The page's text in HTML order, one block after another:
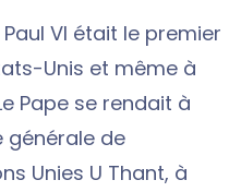
VI était le premier
Unis et même à
Pape se rendait à
générale de
Unies U Thant, à